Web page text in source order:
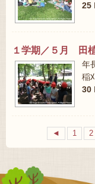
25
１学期／５月 田
年
稲
30
◄ 1 2